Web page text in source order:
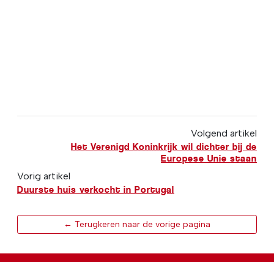
Volgend artikel
Het Verenigd Koninkrijk wil dichter bij de
Europese Unie staan
Vorig artikel
Duurste huis verkocht in Portugal
← Terugkeren naar de vorige pagina